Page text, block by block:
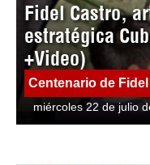
Fidel Castro,
estratégica
+Video)
Centenario de Fidel
miércoles 22 de julio